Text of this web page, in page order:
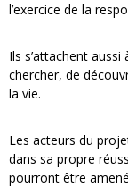
l’exercice de la
Ils s’attachent
chercher, de
la vie.
Les acteurs du
dans sa propre
pourront être